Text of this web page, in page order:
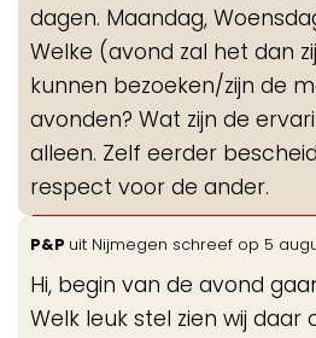
dagen. Maandag,
Welke (avond zal het dan
kunnen bezoeken/zijn de
avonden? Wat zijn de
alleen. Zelf eerder
respect voor de ander.
P&P uit Nijmegen schreef op 5
Hi, begin van de avond
Welk leuk stel zien wij daar